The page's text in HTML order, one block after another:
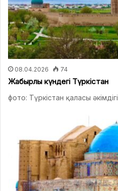
08.04.2026 74
Жаңбырлы күндегі Түркістан
фото: Түркістан қаласы әкімдігі